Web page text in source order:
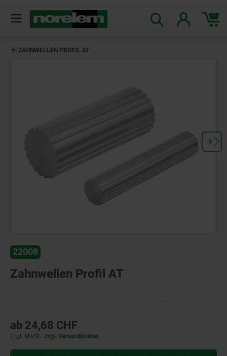
ZAHNWELLEN PROFIL AT
22008
Zahnwellen Profil AT
ab 24,68 CHF
zzgl. MwSt. zzgl. Versandkosten